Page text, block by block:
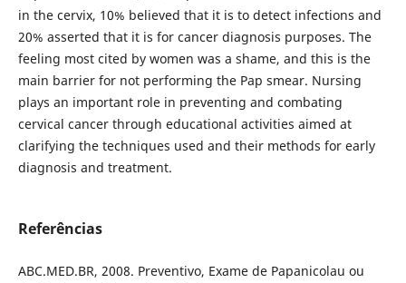
in the cervix, 10% believed that it is to detect infections and
20% asserted that it is for cancer diagnosis purposes. The
feeling most cited by women was a shame, and this is the
main barrier for not performing the Pap smear. Nursing
plays an important role in preventing and combating
cervical cancer through educational activities aimed at
clarifying the techniques used and their methods for early
diagnosis and treatment.
Referências
ABC.MED.BR, 2008. Preventivo, Exame de Papanicolau ou